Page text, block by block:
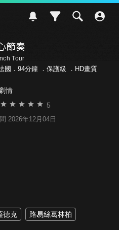
節奏
Tour
國．94分鐘 ． 保護級 ．HD畫質
情
5
2026年12月04日
德克 路易絲葛林柏